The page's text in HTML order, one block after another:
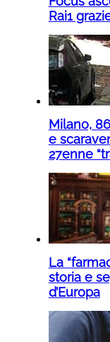
Rai1
Milano,
e
27enne
La
storia e
d’Europa